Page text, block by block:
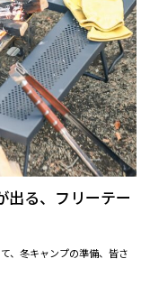
出る、フリーテー
、冬キャンプの準備、皆さ